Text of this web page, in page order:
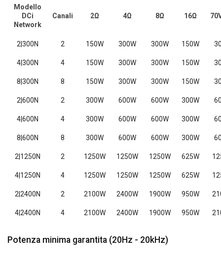
Modello
DCi
Network
Canali 2Ω 4Ω 8Ω 16Ω
2|300N 2 150W 300W 300W 150W
4|300N 4 150W 300W 300W 150W
8|300N 8 150W 300W 300W 150W
2|600N 2 300W 600W 600W 300W
4|600N 4 300W 600W 600W 300W
8|600N 8 300W 600W 600W 300W
2|1250N 2 1250W 1250W 1250W 625W
4|1250N 4 1250W 1250W 1250W 625W
2|2400N 2 2100W 2400W 1900W 950W
4|2400N 4 2100W 2400W 1900W 950W
Potenza minima garantita (20Hz - 20kHz)